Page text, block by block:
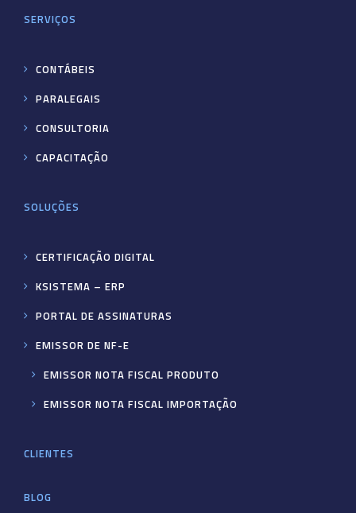
SERVIÇOS
CONTÁBEIS
PARALEGAIS
CONSULTORIA
CAPACITAÇÃO
SOLUÇÕES
CERTIFICAÇÃO DIGITAL
KSISTEMA – ERP
PORTAL DE ASSINATURAS
EMISSOR DE NF-E
EMISSOR NOTA FISCAL PRODUTO
EMISSOR NOTA FISCAL IMPORTAÇÃO
CLIENTES
BLOG